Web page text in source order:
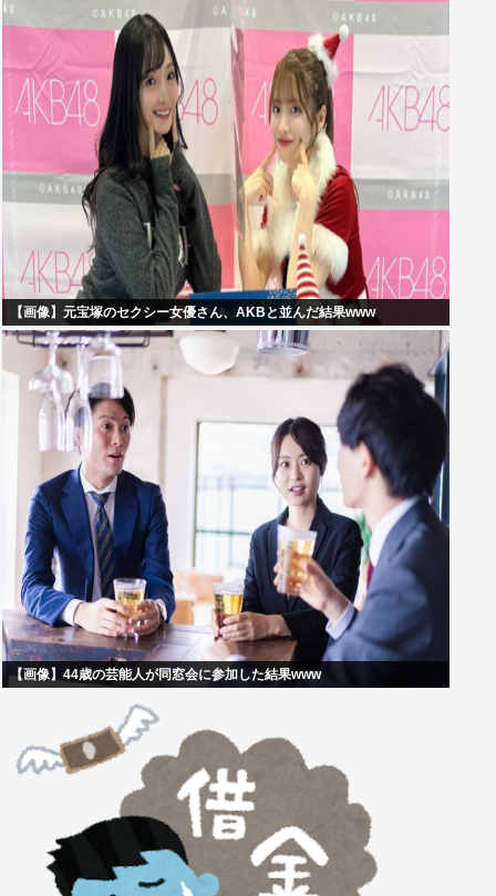
【画像】元宝塚のセクシー女優さん、AKBと並んだ結果www
【画像】44歳の芸能人が同窓会に参加した結果www